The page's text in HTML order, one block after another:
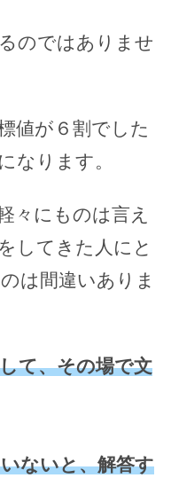
のではありませ
値が６割でした
なります。
々にものは言え
してきた人にと
は間違いありま
て、その場で文
ないと、解答す